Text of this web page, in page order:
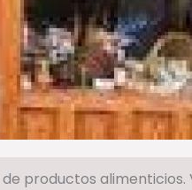
productos alimenticios.